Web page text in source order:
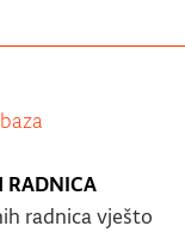
RADNICA
radnica vješto